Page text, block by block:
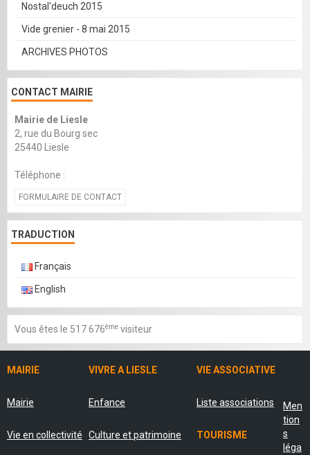
Nostal'deuch 2015
Vide grenier - 8 mai 2015
ARCHIVES PHOTOS
CONTACT MAIRIE
Mairie de Liesle
2, rue du Bourg sec
25440 Liesle
Téléphone :
FORMULAIRE DE CONTACT
TRADUCTION
Français
English
Vous êtes le 517 676ème visiteur
MAIRIE VIVRE A LIESLE VIE ASSOCIATIVE
Mairie Enfance Liste associations
Vie en collectivité Culture et patrimoine TOURISME
Men
tion
s
léga